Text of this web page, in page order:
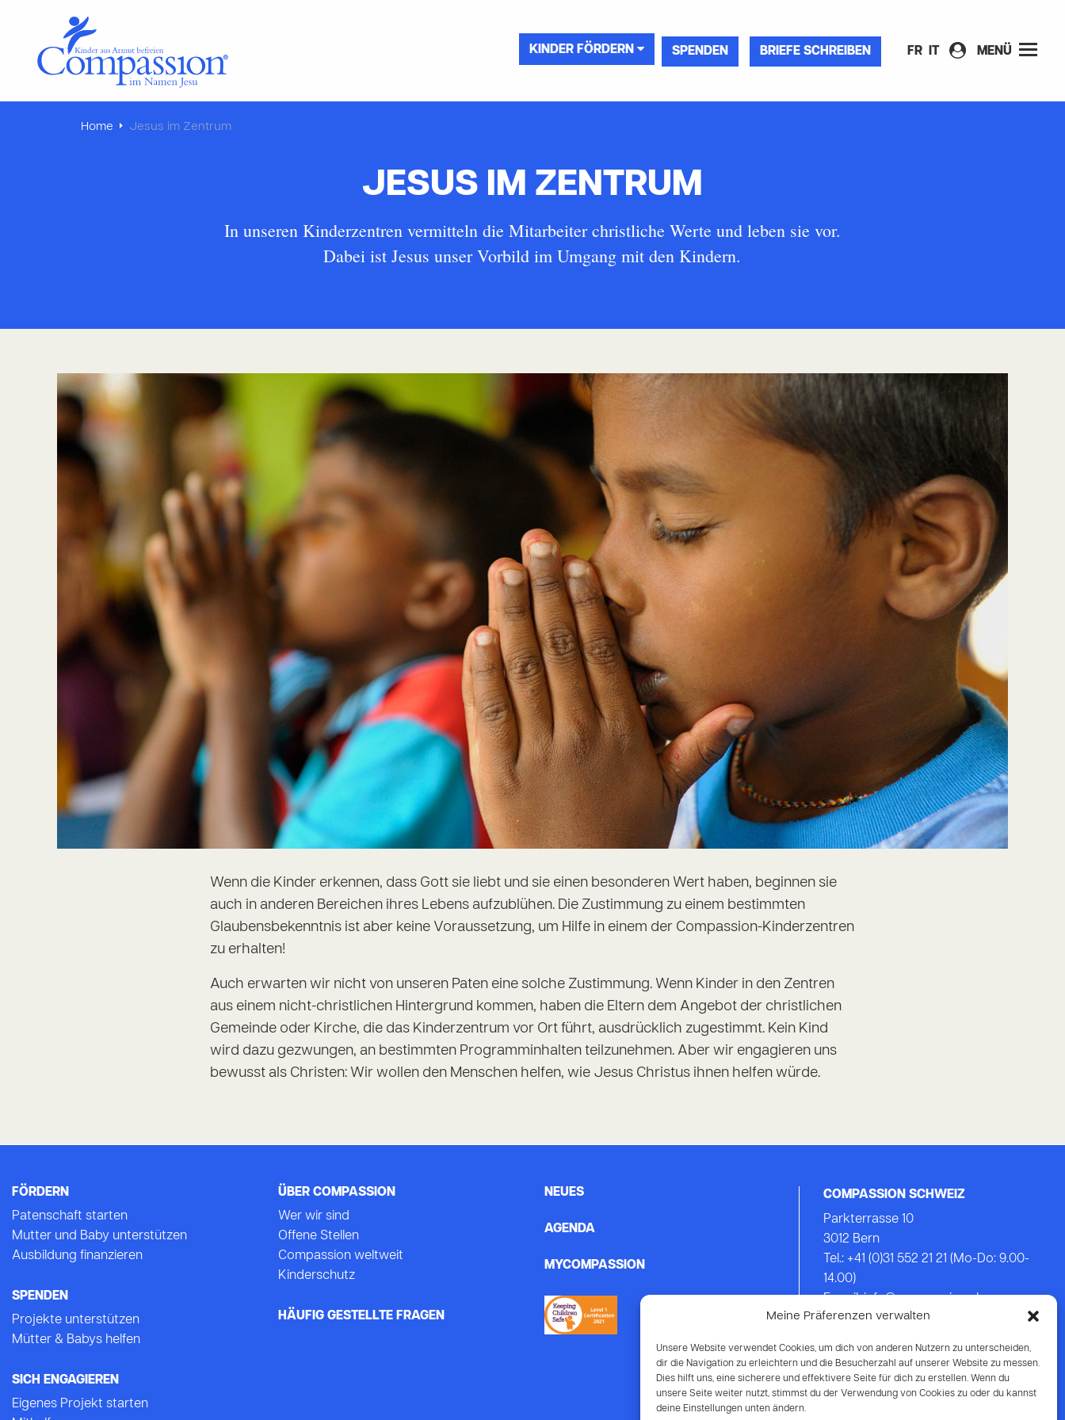
Meine Präferenzen verwalten
Unsere Website verwendet Cookies, um dich von anderen Nutzern zu unterscheiden,
dir die Navigation zu erleichtern und die Besucherzahl auf unserer Website zu messen.
Dies hilft uns, eine sicherere und effektivere Seite für dich zu erstellen. Wenn du
unsere Seite weiter nutzt, stimmst du der Verwendung von Cookies zu oder du kannst
deine Einstellungen unten ändern.
KINDER FÖRDERN SPENDEN BRIEFE SCHREIBEN FR IT MENÜ
Home Jesus im Zentrum
JESUS IM ZENTRUM
In unseren Kinderzentren vermitteln die Mitarbeiter christliche Werte und leben sie vor.
Dabei ist Jesus unser Vorbild im Umgang mit den Kindern.
Wenn die Kinder erkennen, dass Gott sie liebt und sie einen besonderen Wert haben, beginnen sie
auch in anderen Bereichen ihres Lebens aufzublühen. Die Zustimmung zu einem bestimmten
Glaubensbekenntnis ist aber keine Voraussetzung, um Hilfe in einem der Compassion-Kinderzentren
zu erhalten!
Auch erwarten wir nicht von unseren Paten eine solche Zustimmung. Wenn Kinder in den Zentren
aus einem nicht-christlichen Hintergrund kommen, haben die Eltern dem Angebot der christlichen
Gemeinde oder Kirche, die das Kinderzentrum vor Ort führt, ausdrücklich zugestimmt. Kein Kind
wird dazu gezwungen, an bestimmten Programminhalten teilzunehmen. Aber wir engagieren uns
bewusst als Christen: Wir wollen den Menschen helfen, wie Jesus Christus ihnen helfen würde.
FÖRDERN
Patenschaft starten
Mutter und Baby unterstützen
Ausbildung finanzieren
SPENDEN
Projekte unterstützen
Mütter & Babys helfen
SICH ENGAGIEREN
Eigenes Projekt starten
ÜBER COMPASSION
Wer wir sind
Offene Stellen
Compassion weltweit
Kinderschutz
HÄUFIG GESTELLTE FRAGEN
NEUES
AGENDA
MYCOMPASSION
COMPASSION SCHWEIZ
Parkterrasse 10
3012 Bern
Tel.: +41 (0)31 552 21 21 (Mo-Do: 9.00-
14.00)
E-mail:info@compassion.ch
IBAN CH93 8080 8007 6814 3434 7
Deine Spendean Compassion ist
steuerabzugsberechtigt.